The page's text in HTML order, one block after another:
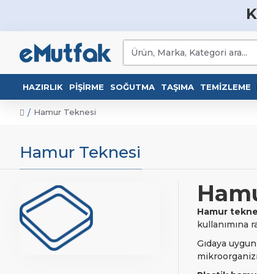
HAZIRLIK PIŞIRME SOĞUTMA TAŞIMA TEMIZLEME
Hamur Teknesi
Hamur Teknesi
Hamur
kullanımına
Gıdaya